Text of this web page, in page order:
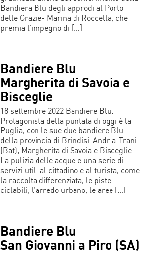
Bandiera Blu degli approdi al Porto
delle Grazie- Marina di Roccella, che
premia l’impegno di […]
Bandiere Blu
Margherita di Savoia e
Bisceglie
18 settembre 2022 Bandiere Blu:
Protagonista della puntata di oggi è la
Puglia, con le sue due bandiere Blu
della provincia di Brindisi-Andria-Trani
(Bat), Margherita di Savoia e Bisceglie.
La pulizia delle acque e una serie di
servizi utili al cittadino e al turista, come
la raccolta differenziata, le piste
ciclabili, l’arredo urbano, le aree […]
Bandiere Blu
San Giovanni a Piro (SA)